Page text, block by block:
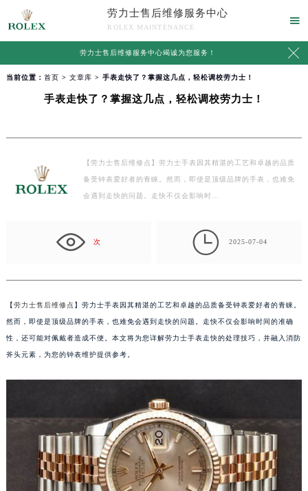
劳力士售后维修服务中心
ROLEX MAINTENANCE

劳力士售后维修服务中心竭诚为您服务！ 
当前位置： 首页 > 文章库 > 手表走快了？掌握这几点，轻松调校劳力士！
手表走快了？掌握这几点，轻松调校劳力士！
【劳力士售后维修点】劳力士手表因其精湛的工艺和卓越的品质
备受钟表爱好者的青睐。然而，即使是顶级品牌的手表，也难免
会遇到走快的问题。走快不仅会影响时…
次  2025-07-04
【劳力士售后维修点 】劳力士手表因其精湛的工艺和卓越的品质备受钟表爱好者的青睐。
然而，即使是顶级品牌的手表，也难免会遇到走快的问题。走快不仅会影响时间的准确
性，还可能对佩戴者造成不便。本文将为您详解劳力士手表走快的处理技巧，并融入消防
斧头元素，为您的钟表维护提供参考。